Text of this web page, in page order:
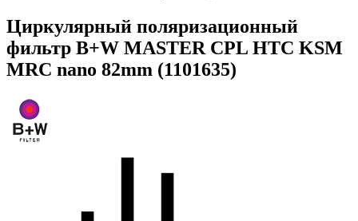
Циркулярный поляризационный
фильтр B+W MASTER CPL HTC KSM
MRC nano 82mm (1101635)